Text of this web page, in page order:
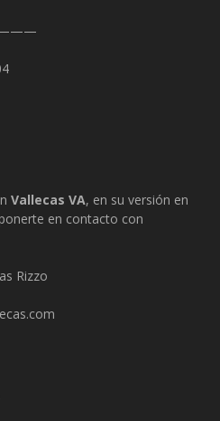
Vallecas VA, en su versión en
en contacto con
Rizzo